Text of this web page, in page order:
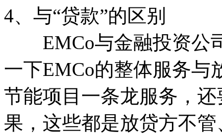
4、与“贷款”的区别
EMCo与金融投资公
一下EMCo的整体服务与
节能项目一条龙服务，
果，这些都是放贷方不